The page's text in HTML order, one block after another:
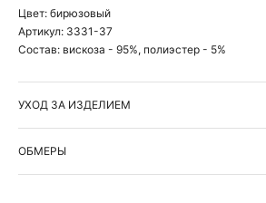
Цвет: бирюзовый
Артикул: 3331-37
Состав: вискоза - 95%, полиэстер - 5%
УХОД ЗА ИЗДЕЛИЕМ
ОБМЕРЫ